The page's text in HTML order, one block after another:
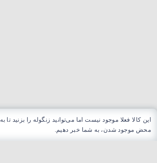
این کالا فعلا موجود نیست اما می‌توانید زنگوله را بزنید تا به
محض موجود شدن، به شما خبر دهیم.